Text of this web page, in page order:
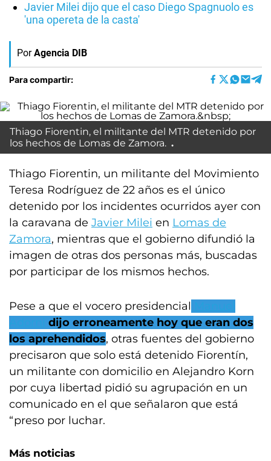
Javier Milei dijo que el caso Diego Spagnuolo es
'una opereta de la casta'
Por Agencia DIB
Para compartir:
Thiago Fiorentin, el militante del MTR detenido por
los hechos de Lomas de Zamora.
Thiago Fiorentin, un militante del Movimiento
Teresa Rodríguez de 22 años es el único
detenido por los incidentes ocurridos ayer con
la caravana de Javier Milei en Lomas de
Zamora, mientras que el gobierno difundió la
imagen de otras dos personas más, buscadas
por participar de los mismos hechos.
Pese a que el vocero presidencial
dijo erroneamente hoy que eran dos
los aprehendidos, otras fuentes del gobierno
precisaron que solo está detenido Fiorentín,
un militante con domicilio en Alejandro Korn
por cuya libertad pidió su agrupación en un
comunicado en el que señalaron que está
“preso por luchar.
Más noticias